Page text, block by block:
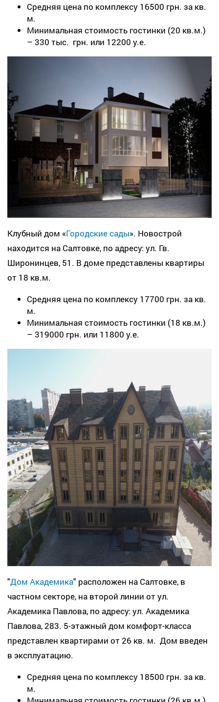
Средняя цена по комплексу 16500 грн. за кв.
м.
Минимальная стоимость гостинки (20 кв.м.)
– 330 тыс. грн. или 12200 у.е.
Клубный дом «Городские сады». Новострой
находится на Салтовке, по адресу: ул. Гв.
Широнинцев, 51. В доме представлены квартиры
от 18 кв.м.
Средняя цена по комплексу 17700 грн. за кв.
м.
Минимальная стоимость гостинки (18 кв.м.)
– 319000 грн. или 11800 у.е.
"Дом Академика" расположен на Салтовке, в
частном секторе, на второй линии от ул.
Академика Павлова, по адресу: ул. Академика
Павлова, 283. 5-этажный дом комфорт-класса
представлен квартирами от 26 кв. м. Дом введен
в эксплуатацию.
Средняя цена по комплексу 18500 грн. за кв.
м.